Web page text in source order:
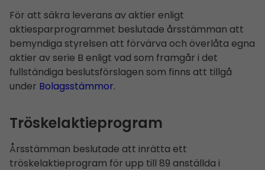
För att säkra leverans av aktier enligt
aktiesparprogrammet beslutade årsstämman att
bemyndiga styrelsen att förvärva och överlåta egna
aktier av serie B enligt vad som framgår i det
fullständiga beslutsförslagen som finns att tillgå
under Bolagsstämmor.
Tröskelaktieprogram
Årsstämman beslutade att inrätta ett
tröskelaktieprogram för upp till 89 anställda i